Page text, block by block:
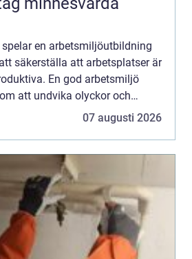
en arbetsmiljöutbildning
säkerställa att arbetsplatser är
En god arbetsmiljö
att undvika olyckor och
07 augusti 2026